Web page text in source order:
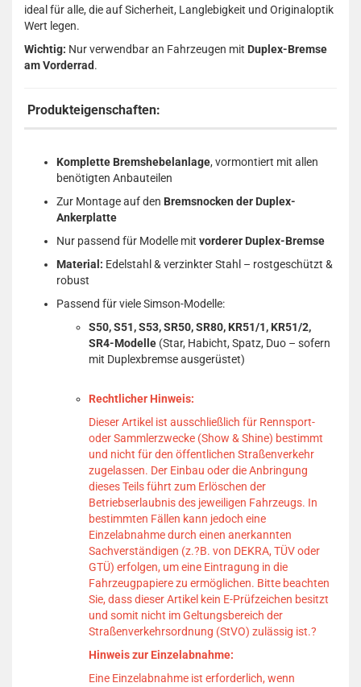
ideal für alle, die auf Sicherheit, Langlebigkeit und Originaloptik
Wert legen.
Wichtig: Nur verwendbar an Fahrzeugen mit Duplex-Bremse
am Vorderrad.
Produkteigenschaften:
Komplette Bremshebelanlage, vormontiert mit allen
benötigten Anbauteilen
Zur Montage auf den Bremsnocken der Duplex-
Ankerplatte
Nur passend für Modelle mit vorderer Duplex-Bremse
Material: Edelstahl & verzinkter Stahl – rostgeschützt &
robust
Passend für viele Simson-Modelle:
S50, S51, S53, SR50, SR80, KR51/1, KR51/2,
SR4-Modelle (Star, Habicht, Spatz, Duo – sofern
mit Duplexbremse ausgerüstet)
Rechtlicher Hinweis:
Dieser Artikel ist ausschließlich für Rennsport-
oder Sammlerzwecke (Show & Shine) bestimmt
und nicht für den öffentlichen Straßenverkehr
zugelassen. Der Einbau oder die Anbringung
dieses Teils führt zum Erlöschen der
Betriebserlaubnis des jeweiligen Fahrzeugs. In
bestimmten Fällen kann jedoch eine
Einzelabnahme durch einen anerkannten
Sachverständigen (z.?B. von DEKRA, TÜV oder
GTÜ) erfolgen, um eine Eintragung in die
Fahrzeugpapiere zu ermöglichen. Bitte beachten
Sie, dass dieser Artikel kein E-Prüfzeichen besitzt
und somit nicht im Geltungsbereich der
Straßenverkehrsordnung (StVO) zulässig ist.?
Hinweis zur Einzelabnahme:
Eine Einzelabnahme ist erforderlich, wenn